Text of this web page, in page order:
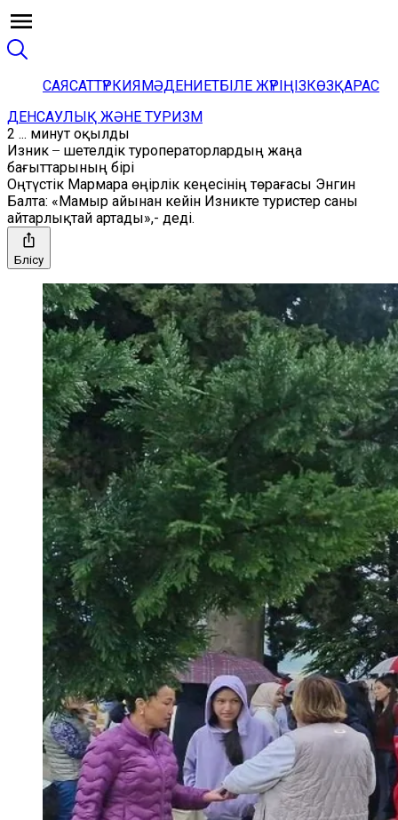
САЯСАТТҮРКИЯМӘДЕНИЕТБІЛЕ ЖҮРІҢІЗКӨЗҚАРАС
ДЕНСАУЛЫҚ ЖӘНЕ ТУРИЗМ
2 ... минут оқылды
Изник ̶ шетелдік туроператорлардың жаңа
бағыттарының бірі
Оңтүстік Мармара өңірлік кеңесінің төрағасы Энгин
Балта: «Мамыр айынан кейін Изникте туристер саны
айтарлықтай артады»,- деді.
Бөлісу